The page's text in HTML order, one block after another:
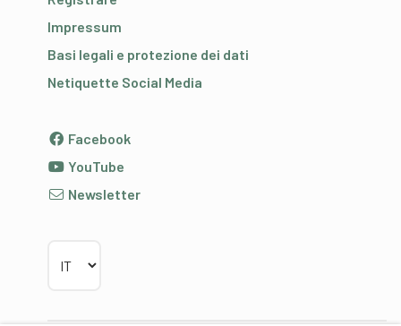
Impressum
Basi legali e protezione dei dati
Netiquette Social Media
Facebook
YouTube
Newsletter